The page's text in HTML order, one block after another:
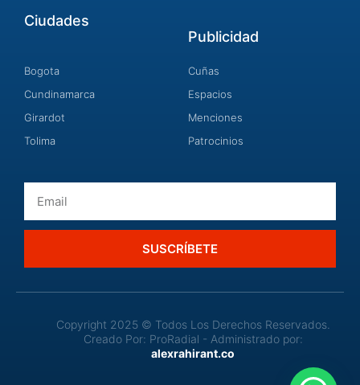
Ciudades
Bogota
Cundinamarca
Girardot
Tolima
Publicidad
Cuñas
Espacios
Menciones
Patrocinios
SUSCRÍBETE
Copyright 2025 © Todos Los Derechos Reservados.
Creado Por: ProRadial - Administrado por:
alexrahirant.co